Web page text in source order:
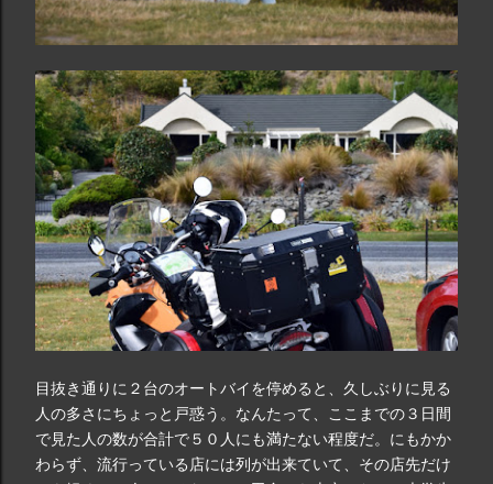
目抜き通りに２台のオートバイを停めると、久しぶりに見る
人の多さにちょっと戸惑う。なんたって、ここまでの３日間
で見た人の数が合計で５０人にも満たない程度だ。にもかか
わらず、流行っている店には列が出来ていて、その店先だけ